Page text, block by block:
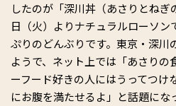
したのが「深川丼（あさりとねぎ
日（火）よりナチュラルローソン
ぷりのどんぶりです。東京・深川
ようで、ネット上では「あさりの
ーフード好きの人にはうってつけ
にお腹を満たせるよ」と話題にな